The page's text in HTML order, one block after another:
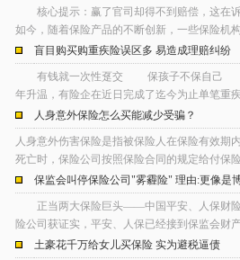
核心提示：赢了官司却得不到赔偿，这在诉
如今，随着保险产品的不断创新，一些保险机
盲目购买购重疾险误区多 易造成理赔纠纷
有钱就一次性趸交 保孩子不保自己 本报
年升温，有险企在近日完成了迄今为止单笔重
人身意外保险怎么买能减少受骗？
人身意外伤害保险是指被保险人在保险有效期
死亡时，保险公司按照保险合同的规定给付保
保监会叫停保险公司"雾霾险" 理由:更像是
正当两大保险巨头——中国平安、人保财险
险公司获证实，平安、人保已经接到保监会
土豪花千万给女儿买保险 实为避税逼债